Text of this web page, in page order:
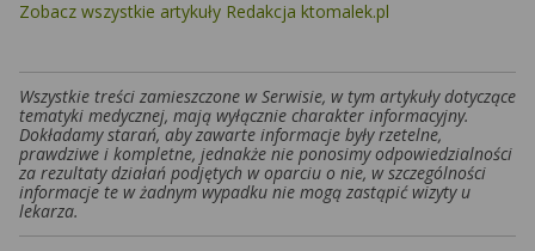
Zobacz wszystkie artykuły Redakcja ktomalek.pl
Wszystkie treści zamieszczone w Serwisie, w tym artykuły dotyczące
tematyki medycznej, mają wyłącznie charakter informacyjny.
Dokładamy starań, aby zawarte informacje były rzetelne,
prawdziwe i kompletne, jednakże nie ponosimy odpowiedzialności
za rezultaty działań podjętych w oparciu o nie, w szczególności
informacje te w żadnym wypadku nie mogą zastąpić wizyty u
lekarza.